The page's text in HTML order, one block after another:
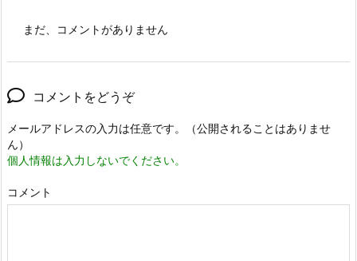
まだ、コメントがありません
コメントをどうぞ
メールアドレスの入力は任意です。（公開されることはありませ
ん）
個人情報は入力しないでください。
コメント